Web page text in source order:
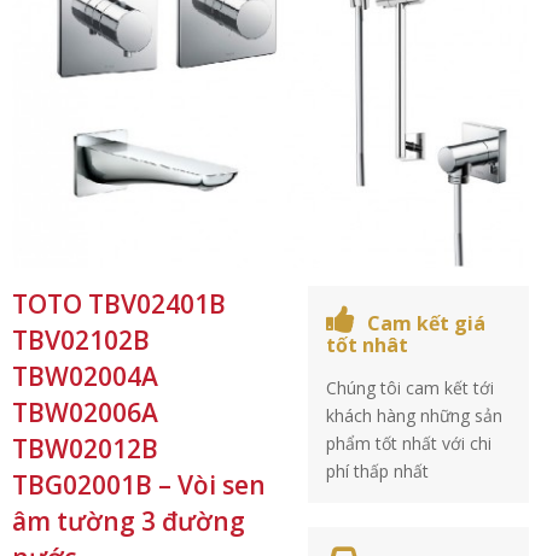
TOTO TBV02401B
TBV02102B
TBW02004A
TBW02006A
TBW02012B
TBG02001B – Vòi sen
âm tường 3 đường
Cam kết giá
tốt nhât
Chúng tôi cam kết tới
khách hàng những sản
phẩm tốt nhất với chi
phí thấp nhất